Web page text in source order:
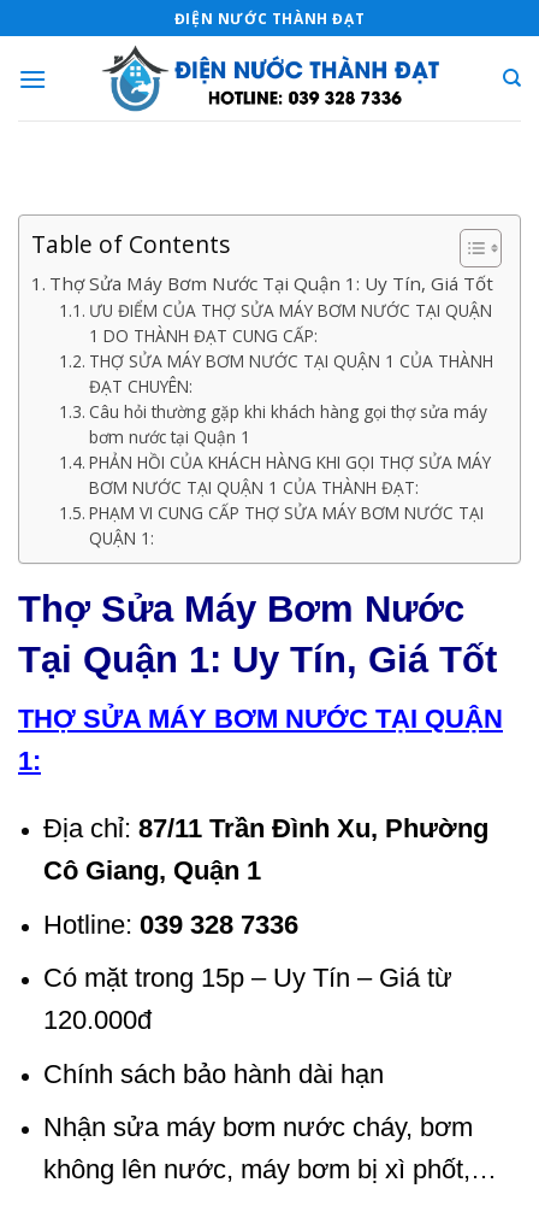
to
content
ĐIỆN NƯỚC THÀNH ĐẠT
Table of Contents
Thợ Sửa Máy Bơm Nước Tại Quận 1: Uy Tín, Giá Tốt
ƯU ĐIỂM CỦA THỢ SỬA MÁY BƠM NƯỚC TẠI QUẬN
1 DO THÀNH ĐẠT CUNG CẤP:
THỢ SỬA MÁY BƠM NƯỚC TẠI QUẬN 1 CỦA THÀNH
ĐẠT CHUYÊN:
Câu hỏi thường gặp khi khách hàng gọi thợ sửa máy
bơm nước tại Quận 1
PHẢN HỒI CỦA KHÁCH HÀNG KHI GỌI THỢ SỬA MÁY
BƠM NƯỚC TẠI QUẬN 1 CỦA THÀNH ĐẠT:
PHẠM VI CUNG CẤP THỢ SỬA MÁY BƠM NƯỚC TẠI
QUẬN 1:
Thợ Sửa Máy Bơm Nước
Tại Quận 1: Uy Tín, Giá Tốt
THỢ SỬA MÁY BƠM NƯỚC TẠI QUẬN
1:
Địa chỉ: 87/11 Trần Đình Xu, Phường
Cô Giang, Quận 1
Hotline: 039 328 7336
Có mặt trong 15p – Uy Tín – Giá từ
120.000đ
Chính sách bảo hành dài hạn
Nhận sửa máy bơm nước cháy, bơm
không lên nước, máy bơm bị xì phốt,…